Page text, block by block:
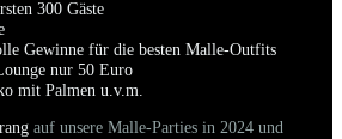
300 Gäste
Gewinne für die besten Malle-Outfits
nur 50 Euro
mit Palmen u.v.m.
auf unsere Malle-Parties in 2024 und